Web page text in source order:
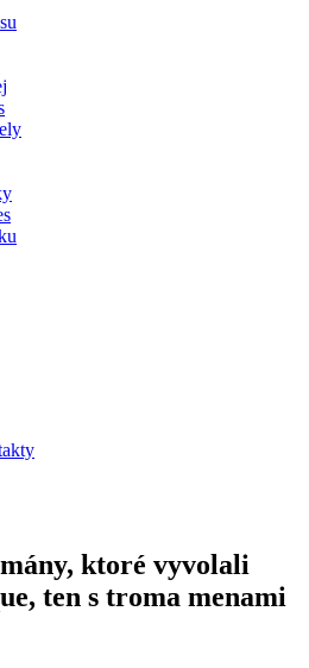
ktoré vyvolali
ten s troma menami